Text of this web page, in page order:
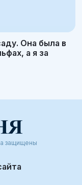
Она была в
а я за
защищены